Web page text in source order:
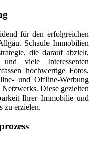
für den erfolgreichen
Schaule Immobilien
die darauf abzielt,
viele Interessenten
hochwertige Fotos,
und Offline-Werbung
Diese gezielten
Ihrer Immobilie und
zu erzielen.